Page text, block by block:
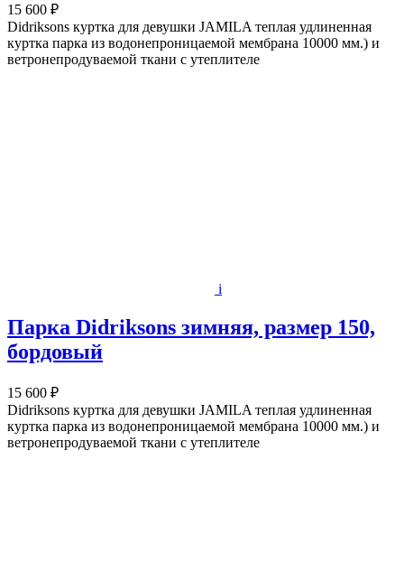
15 600 ₽
Didriksons куртка для девушки JAMILA теплая удлиненная
куртка парка из водонепроницаемой мембрана 10000 мм.) и
ветронепродуваемой ткани с утеплителе
i
Парка Didriksons зимняя, размер 150,
бордовый
15 600 ₽
Didriksons куртка для девушки JAMILA теплая удлиненная
куртка парка из водонепроницаемой мембрана 10000 мм.) и
ветронепродуваемой ткани с утеплителе